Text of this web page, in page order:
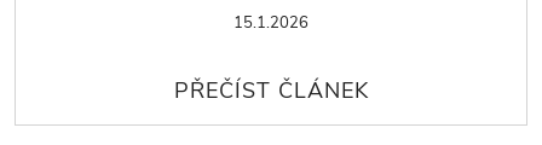
15.1.2026